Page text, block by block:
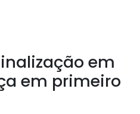
em
em primeiro